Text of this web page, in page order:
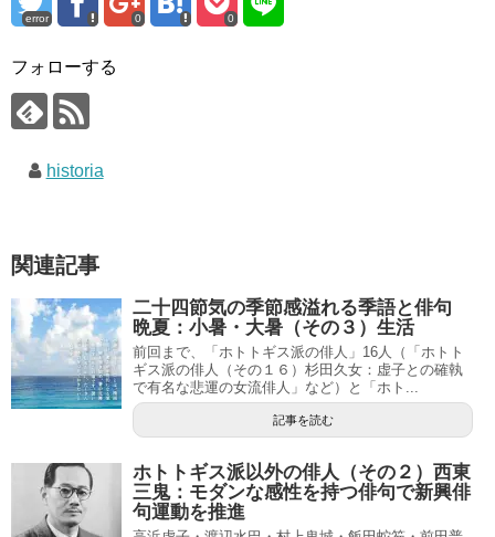
error 0 0
フォローする
historia
関連記事
二十四節気の季節感溢れる季語と俳句
晩夏：小暑・大暑（その３）生活
前回まで、「ホトトギス派の俳人」16人（「ホトト
ギス派の俳人（その１６）杉田久女：虚子との確執
で有名な悲運の女流俳人」など）と「ホト...
記事を読む
ホトトギス派以外の俳人（その２）西東
三鬼：モダンな感性を持つ俳句で新興俳
句運動を推進